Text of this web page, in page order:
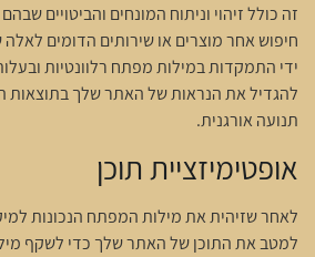
זה כולל זיהוי וניתוח המונחים והביטויים
חיפוש אחר מוצרים או שירותים הדומים
ידי התמקדות במילות מפתח רלוונטיות
להגדיל את הנראות של האתר שלך בתוצאות
תנועה אורגנית.
אופטימיזציית תוכן
לאחר שזיהית את מילות המפתח הנכונות
למטב את התוכן של האתר שלך כדי לשקף